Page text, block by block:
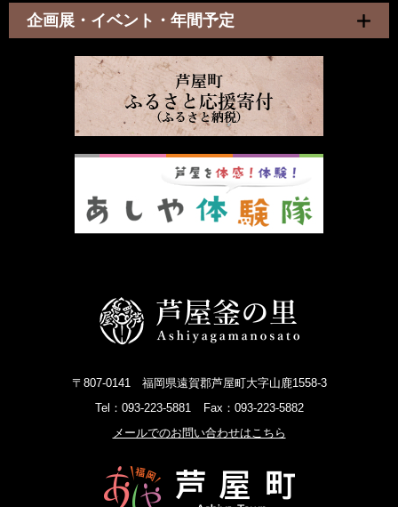
企画展・イベント・年間予定
〒807-0141 福岡県遠賀郡芦屋町大字山鹿1558-3
Tel：093-223-5881
Fax：093-223-5882
メールでのお問い合わせはこちら